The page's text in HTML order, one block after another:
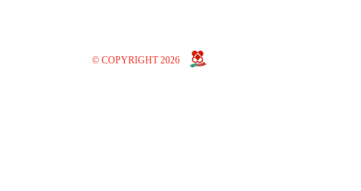
© COPYRIGHT 2026